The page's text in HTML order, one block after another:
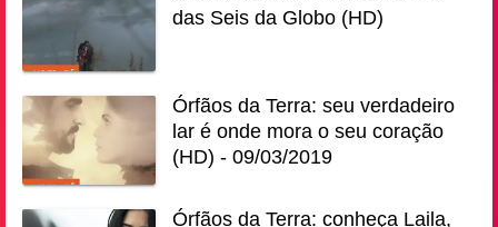
das Seis da Globo (HD)
Órfãos da Terra: seu verdadeiro
lar é onde mora o seu coração
(HD) - 09/03/2019
Órfãos da Terra: conheça Laila,